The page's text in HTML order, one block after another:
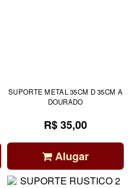
SUPORTE METAL 35CM D 35CM A
DOURADO
R$ 35,00
Alugar